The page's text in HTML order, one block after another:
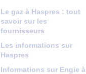
Le gaz à Haspres : tout
savoir sur les
fournisseurs
Les informations sur
Haspres
Informations sur Engie à